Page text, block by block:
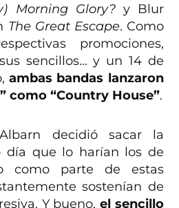
Morning Glory?y Blur
The Great Escape. Como
promociones,
sencillos… y un 14 de
ambas bandas lanzaron
como “Country House”.
decidió sacar la
día que lo harían los de
como parte de estas
sostenían de
Y bueno, el sencillo